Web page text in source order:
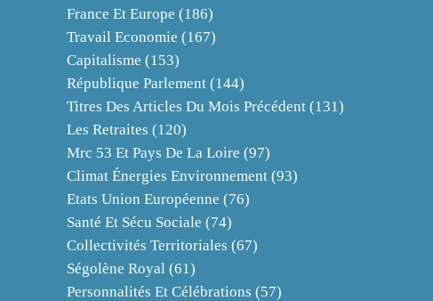
France Et Europe (186)
Travail Economie (167)
Capitalisme (153)
République Parlement (144)
Titres Des Articles Du Mois Précédent (131)
Les Retraites (120)
Mrc 53 Et Pays De La Loire (97)
Climat Énergies Environnement (93)
Etats Union Européenne (76)
Santé Et Sécu Sociale (74)
Collectivités Territoriales (67)
Ségolène Royal (61)
Personnalités Et Célébrations (57)